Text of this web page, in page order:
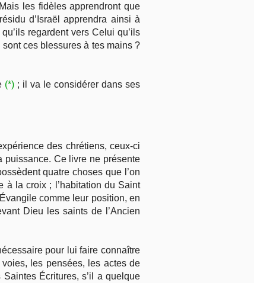
les fidèles apprendront que
d’Israël apprendra ainsi à
regardent vers Celui qu’ils
ces blessures à tes mains ?
(*) ; il va le considérer dans ses
des chrétiens, ceux-ci
puissance. Ce livre ne présente
quatre choses que l’on
à la croix ; l’habitation du Saint
comme leur position, en
Dieu les saints de l’Ancien
pour lui faire connaître
les pensées, les actes de
Écritures, s’il a quelque